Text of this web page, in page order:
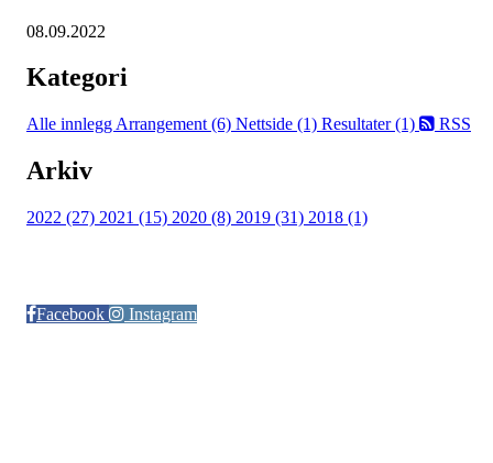
08.09.2022
Kategori
Alle innlegg Arrangement (6) Nettside (1) Resultater (1) RSS
Arkiv
2022 (27) 2021 (15) 2020 (8) 2019 (31) 2018 (1)
Facebook
Instagram